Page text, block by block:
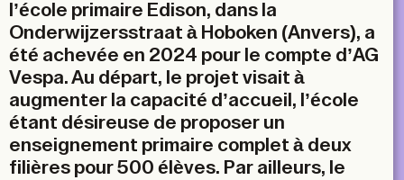
l’école primaire Edison, dans la
Onderwijzersstraat à Hoboken (Anvers), a
été achevée en 2024 pour le compte d’AG
Vespa. Au départ, le projet visait à
augmenter la capacité d’accueil, l’école
étant désireuse de proposer un
enseignement primaire complet à deux
filières pour 500 élèves. Par ailleurs, le